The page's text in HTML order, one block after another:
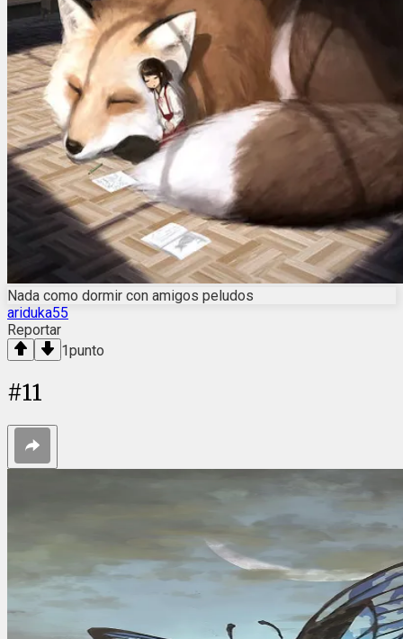
Nada como dormir con amigos peludos
ariduka55
Reportar
1punto
#11